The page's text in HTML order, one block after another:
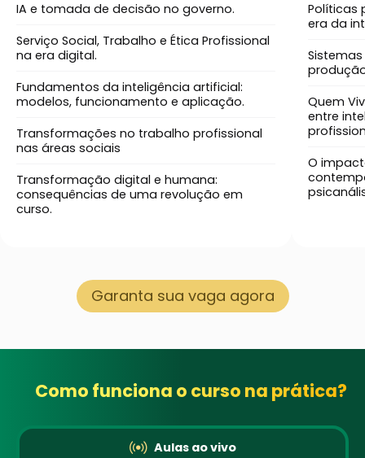
IA e tomada de decisão no governo.
Serviço Social, Trabalho e Ética Profissional
na era digital.
Fundamentos da inteligência artificial:
modelos, funcionamento e aplicação.
Transformações no trabalho profissional
nas áreas sociais
Transformação digital e humana:
consequências de uma revolução em
curso.
Políticas
era da
Quem
entre
O
Garanta sua vaga agora
Como funciona o curso na prática?
Aulas ao vivo